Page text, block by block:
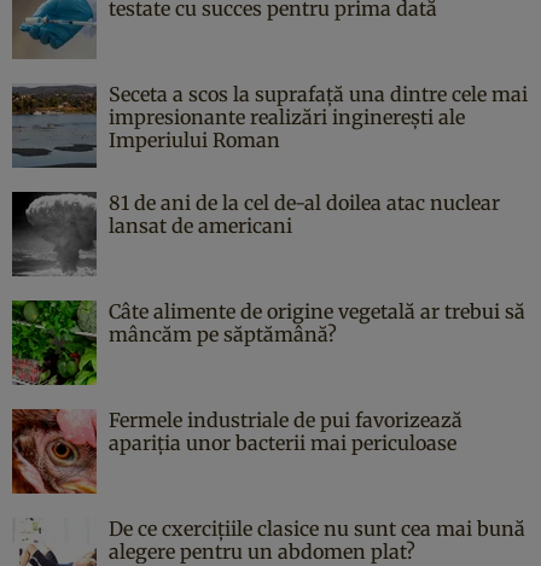
testate cu succes pentru prima dată
Seceta a scos la suprafață una dintre cele mai
impresionante realizări inginerești ale
Imperiului Roman
81 de ani de la cel de-al doilea atac nuclear
lansat de americani
Câte alimente de origine vegetală ar trebui să
mâncăm pe săptămână?
Fermele industriale de pui favorizează
apariția unor bacterii mai periculoase
De ce cxercițiile clasice nu sunt cea mai bună
alegere pentru un abdomen plat?